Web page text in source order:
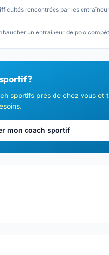
rencontrées par les
un entraîneur de polo
?
sportifs près de chez vous et
mon coach sportif